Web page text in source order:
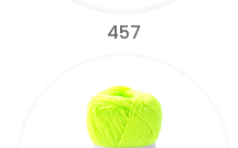
457